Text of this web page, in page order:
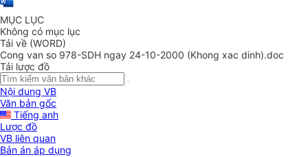
MỤC LỤC
Không có mục lục
Tải về (WORD)
Cong van so 978-SDH ngay 24-10-2000 (Khong xac dinh).doc
Tải lược đồ
Nội dung VB
Văn bản gốc
Tiếng anh
Lược đồ
VB liên quan
Bản án áp dụng